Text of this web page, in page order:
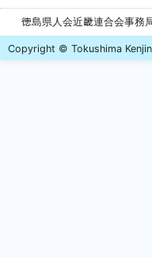
徳島県人会近畿連合会事務
Copyright © Tokushima